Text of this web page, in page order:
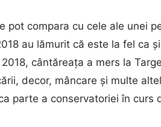
pot compara cu cele ale unei
au lămurit că este la fel ca
cântăreața a mers la
decor, mâncare și multe
parte a conservatoriei în curs